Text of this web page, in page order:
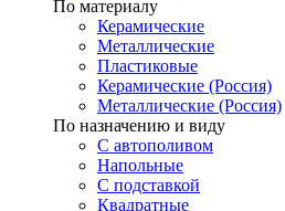
По материалу
Керамические
Металлические
Пластиковые
Керамические (Россия)
Металлические (Россия)
По назначению и виду
С автополивом
Напольные
С подставкой
Квадратные